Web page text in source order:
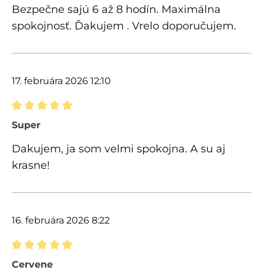
Bezpečne sajú 6 až 8 hodín. Maximálna
spokojnosť. Ďakujem . Vrelo doporučujem.
17. februára 2026 12:10
Recenzia s hodnotením 5 z 5 hviezdičiek
Super
Dakujem, ja som velmi spokojna. A su aj
krasne!
16. februára 2026 8:22
Recenzia s hodnotením 5 z 5 hviezdičiek
Cervene